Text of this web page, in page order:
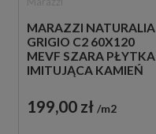
MARAZZI NATURALIA
GRIGIO C2 60X120
MEVF SZARA PŁYTKA
IMITUJĄCA KAMIEŃ
199,00 zł m2